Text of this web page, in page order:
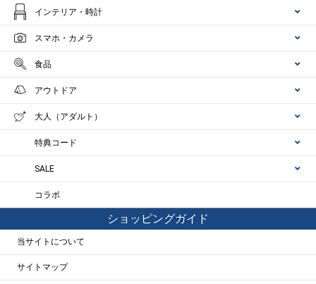
インテリア・時計
スマホ・カメラ
食品
アウトドア
大人（アダルト）
特典コード
SALE
コラボ
ショッピングガイド
当サイトについて
サイトマップ